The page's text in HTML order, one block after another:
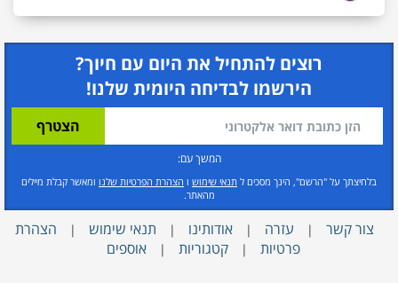
רוצים להתחיל את היום עם חיוך?
הירשמו לבדיחה היומית שלנו!
המשך עם:
בלחיצתך על "הרשם", הינך מסכים ל תנאי שימוש ו הצהרת הפרטיות שלנו ומאשר קבלת מיילים
מהאתר.
צור קשר | עזרה | אודותינו | תנאי שימוש |
הצהרת
פרטיות
| קטגוריות | אוספים